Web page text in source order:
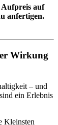
auf
anfertigen.
Wirkung
– und
ein Erlebnis
Kleinsten